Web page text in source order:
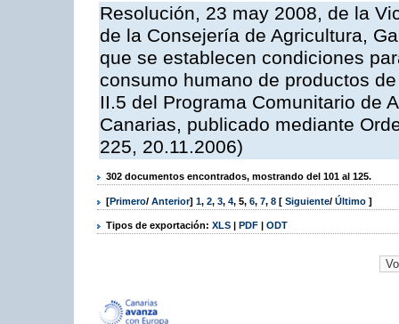
Resolución, 23 may 2008, de la
de la Consejería de Agricultura,
que se establecen condiciones
consumo humano de productos
II.5 del Programa Comunitario de
Canarias, publicado mediante
225, 20.11.2006)
302 documentos encontrados, mostrando del 101 al 125.
[Primero/ Anterior] 1, 2, 3, 4, 5, 6, 7, 8 [ Siguiente/ Último ]
Tipos de exportación: XLS | PDF | ODT